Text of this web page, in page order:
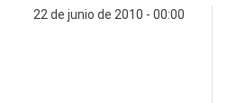
22 de junio de 2010 - 00:00